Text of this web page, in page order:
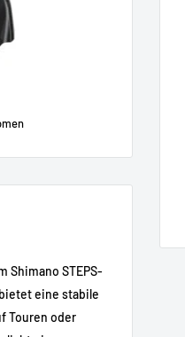
Shimano STEPS-
eine stabile
Touren oder